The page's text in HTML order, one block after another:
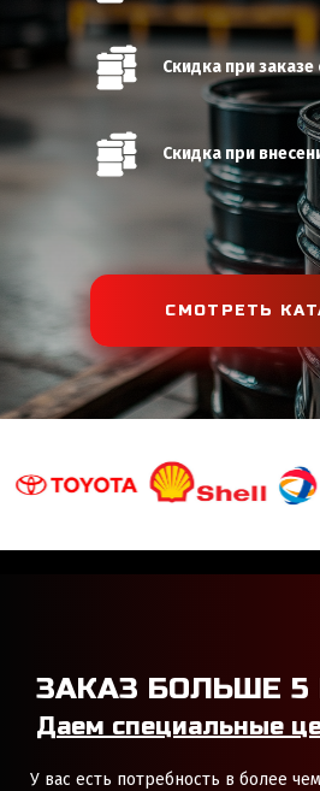
Скидка при заказе
Скидка при
СМОТРЕТЬ
ЗАКАЗ БОЛЬШЕ 5
Даем специальные
У вас есть потребность в более